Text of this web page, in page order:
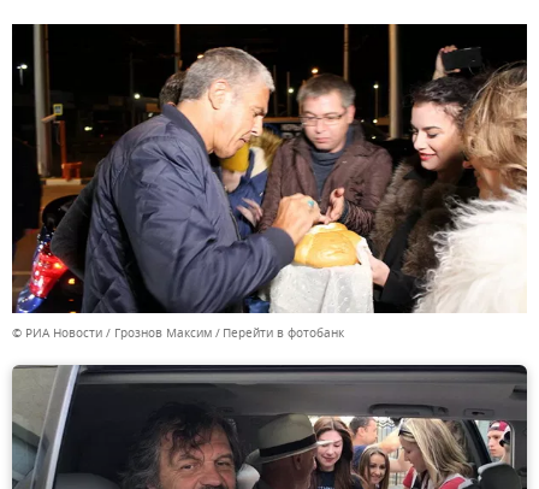
© РИА Новости / Грознов Максим Перейти в фотобанк